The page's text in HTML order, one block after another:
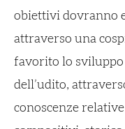
obiettivi dovranno
attraverso una
favorito lo sviluppo
dell’udito,
conoscenze